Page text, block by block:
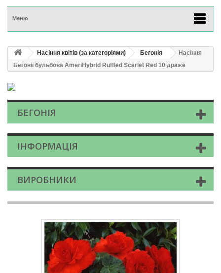
Меню
Насіння квітів (за категоріями) Бегонія
Насіння
Бегонії бульбова AmeriHybrid Ruffled Scarlet Red 10 драже
БЕГОНІЯ
ІНФОРМАЦІЯ
ВИРОБНИКИ